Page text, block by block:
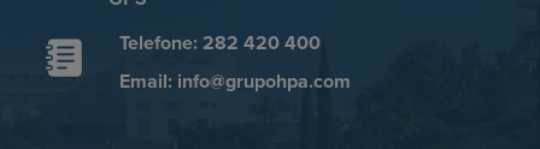
Telefone: 282 420 400
Email: info@grupohpa.com